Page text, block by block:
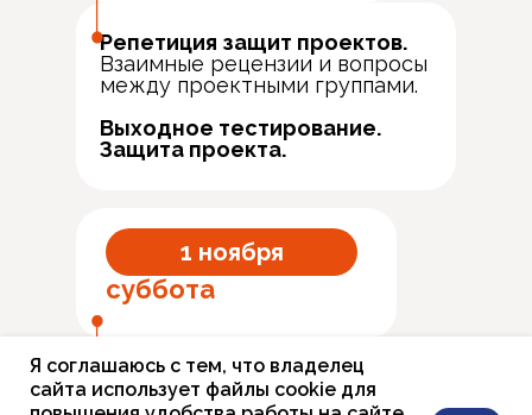
Я соглашаюсь с тем, что владелец
сайта использует файлы cookie для
Репетиция защит проектов.
Взаимные рецензии и вопросы
между проектными группами.
Выходное тестирование.
Защита проекта.
1 ноября
суббота
Отъезд